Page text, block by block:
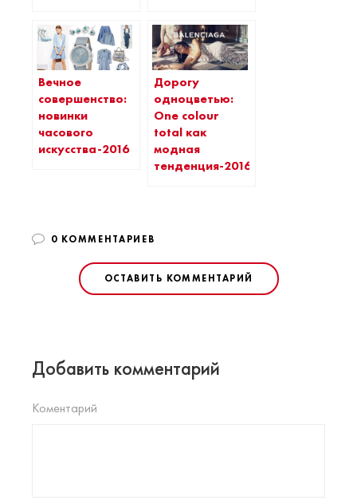
Вечное
совершенство:
новинки
часового
искусства-2016
Дорогу
одноцветью:
Оne colour
total как
модная
тенденция-2016
0 КОММЕНТАРИЕВ
ОСТАВИТЬ КОММЕНТАРИЙ
Добавить комментарий
Коментарий